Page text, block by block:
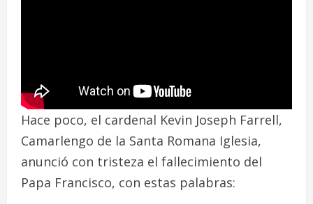
Hace poco, el cardenal Kevin Joseph Farrell,
Camarlengo de la Santa Romana Iglesia,
anunció con tristeza el fallecimiento del
Papa Francisco, con estas palabras: